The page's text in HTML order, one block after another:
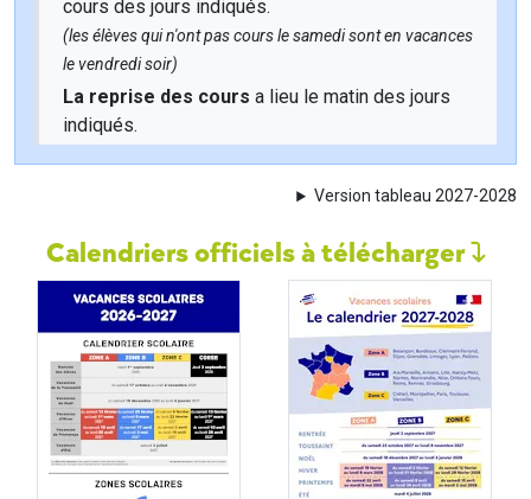
cours des jours indiqués.
(les élèves qui n'ont pas cours le samedi sont en vacances
le vendredi soir)
La reprise des cours a lieu le matin des jours
indiqués.
Version tableau 2027-2028
Calendriers officiels à télécharger